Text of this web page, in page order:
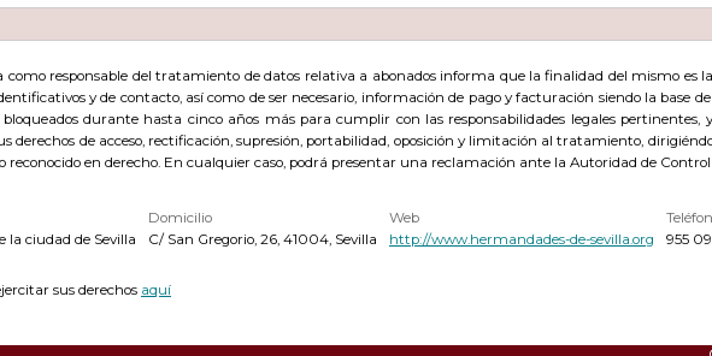
como responsable del tratamiento de datos relativa a abonados informa que la finalidad del mismo es
y de contacto, así como de ser necesario, información de pago y facturación siendo la base
durante hasta cinco años más para cumplir con las responsabilidades legales pertinentes,
derechos de acceso, rectificación, supresión, portabilidad, oposición y limitación al tratamiento,
en derecho. En cualquier caso, podrá presentar una reclamación ante la Autoridad de
la ciudad de Sevilla
Domicilio
C/ San Gregorio, 26, 41004, Sevilla
Web
http://www.hermandades-de-sevilla.org
955
sus derechos aquí